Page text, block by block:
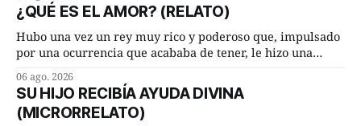
terminada su jornada laboral caminaba él hacía su mísera
morada cundo comenzó a llover
¿QUÉ ES EL AMOR? (RELATO)
Hubo una vez un rey muy rico y poderoso que, impulsado
por una ocurrencia que acababa de tener, le hizo una
Dime, hombre sabio, ¿qué es el amor según tú? Su
consejero, que era muy prudente y astuto le respondió de
inmediato:
06 ago. 2026
SU HIJO RECIBÍA AYUDA DIVINA
(MICRORRELATO)